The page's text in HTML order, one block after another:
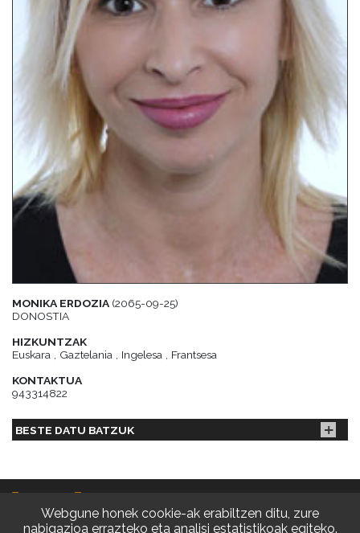
MONIKA ERDOZIA (2065-09-25)
DONOSTIA
HIZKUNTZAK
Euskara , Gaztelania , Ingelesa , Frantsesa
KONTAKTUA
943314822
BESTE DATU BATZUK
Webgune honek cookie-ak erabiltzen ditu, zure
nabigazioa errazteko eta analisi estatistikoak egiteko.